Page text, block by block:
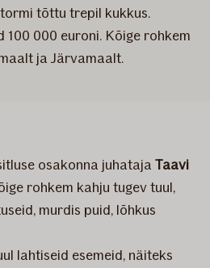
tõttu trepil kukkus.
100 000 euroni. Kõige rohkem
ja Järvamaalt.
osakonna juhataja Taavi
rohkem kahju tugev tuul,
murdis puid, lõhkus
lahtiseid esemeid, näiteks